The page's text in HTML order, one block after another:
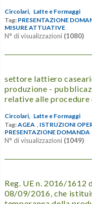
Circolari, Latte e Formaggi
Tag: PRESENTAZIONE
MISURE ATTUATIVE
N° di visualizzazioni (1080)
settore lattiero
produzione -
relative alle procedure
Circolari,
Latte e Formaggi
Tag:AGEA ISTRUZIONI
PRESENTAZIONE DOMANDA
N° di visualizzazioni (1049)
Reg. UE n. 2016/1612
08/09/2016, che